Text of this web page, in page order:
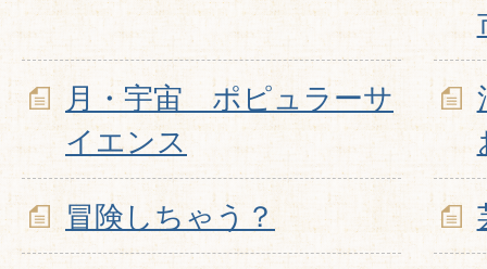
月・宇宙 ポピュラーサ
イエンス
冒険しちゃう？